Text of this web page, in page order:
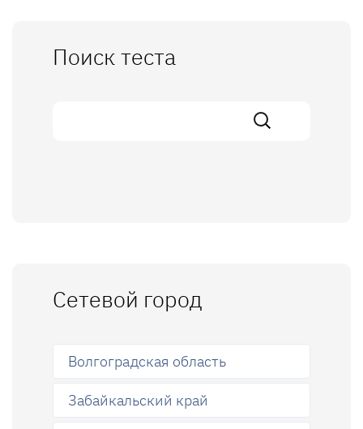
Поиск теста
Сетевой город
Волгоградская область
Забайкальский край